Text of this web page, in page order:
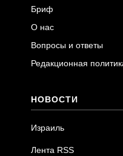
Бриф
О нас
Вопросы и ответы
Редакционная
НОВОСТИ
Израиль
Лента RSS